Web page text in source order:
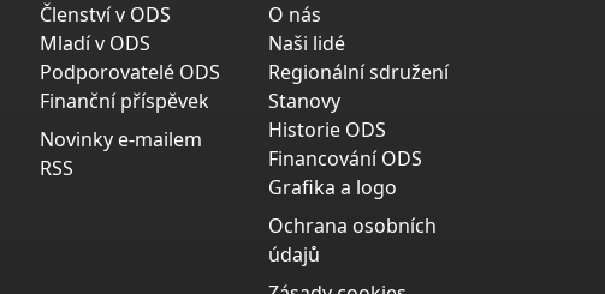
Členství v ODS
Mladí v ODS
Podporovatelé ODS
Finanční příspěvek
Novinky e-mailem
RSS
O nás
Naši lidé
Regionální sdružení
Stanovy
Historie ODS
Financování ODS
Grafika a logo
Ochrana osobních
údajů